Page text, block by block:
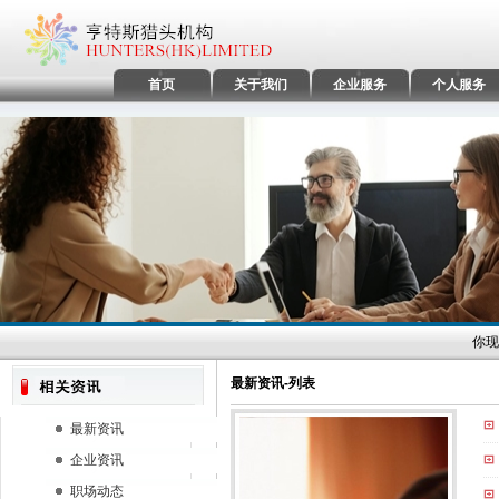
首页 关于我们 企业服务 个人服务
你
最新资讯
企业资讯
职场动态
最新资讯-列表